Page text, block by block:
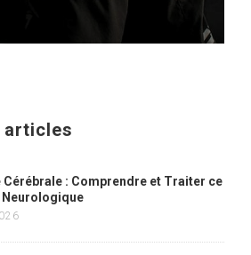
articles
Cérébrale : Comprendre et Traiter ce